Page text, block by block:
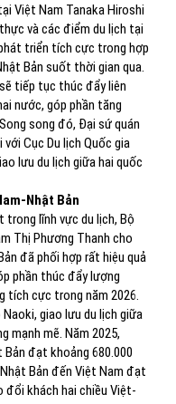
Việt Nam Tanaka Hiroshi
và các điểm du lịch tại
triển tích cực trong hợp
Bản suốt thời gian qua.
tiếp tục thúc đẩy liên
nước, góp phần tăng
song đó, Đại sứ quán
Cục Du lịch Quốc gia
lưu du lịch giữa hai quốc
Nhật Bản
​lĩnh vực du lịch, Bộ
Thị Phương Thanh cho
đã phối hợp rất hiệu quả
phần thúc đẩy lượng
tích cực trong năm 2026.
giao lưu du lịch giữa
mạnh mẽ. Năm 2025,
đạt khoảng 680.000
Bản đến Việt Nam đạt
đổi khách hai chiều Việt-